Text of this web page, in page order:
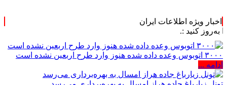
اخبار ویژه اطلاعات ایران
:.
۳۰۰۰ اتوبوس وعده داده شده هنوز وارد طرح اربعین نشده است
ادامه ...